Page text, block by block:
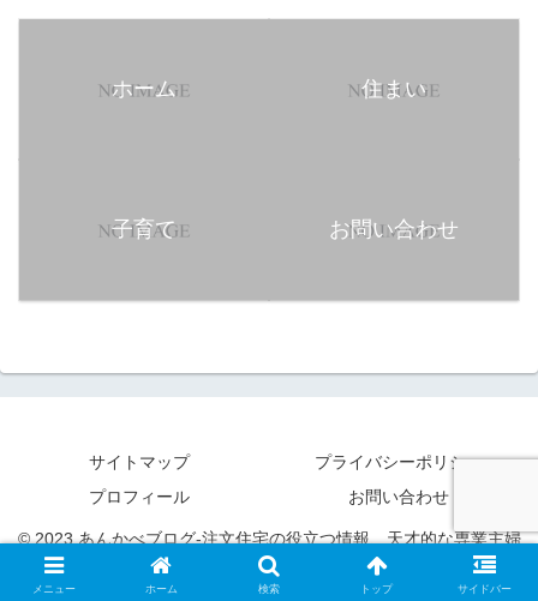
ホーム 住まい
子育て お問い合わせ
サイトマップ
プライバシーポリシー
プロフィール
お問い合わせ
© 2023 あんかべブログ‐注文住宅の役立つ情報、天才的な専業主婦
の生活の知恵と凡人パパの子育てを発信.
メニュー ホーム 検索 トップ サイドバー